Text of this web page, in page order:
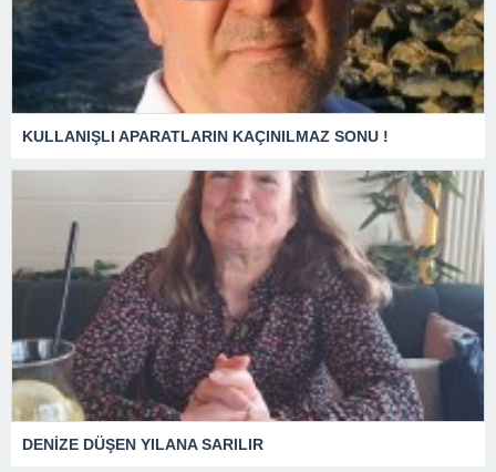
KULLANIŞLI APARATLARIN KAÇINILMAZ SONU !
DENİZE DÜŞEN YILANA SARILIR